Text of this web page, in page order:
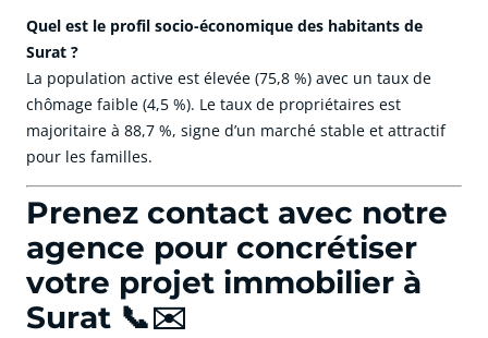
Quel est le profil socio-économique des habitants de
Surat ?
La population active est élevée (75,8 %) avec un taux de
chômage faible (4,5 %). Le taux de propriétaires est
majoritaire à 88,7 %, signe d’un marché stable et attractif
pour les familles.
Prenez contact avec notre
agence pour concrétiser
votre projet immobilier à
Surat 📞✉️